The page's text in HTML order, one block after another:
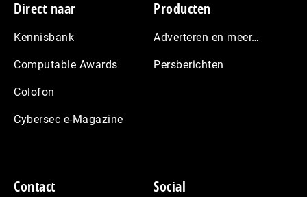
Footer
Direct naar
Kennisbank
Computable Awards
Colofon
Cybersec e-Magazine
Producten
Adverteren en meer…
Persberichten
Contact Social